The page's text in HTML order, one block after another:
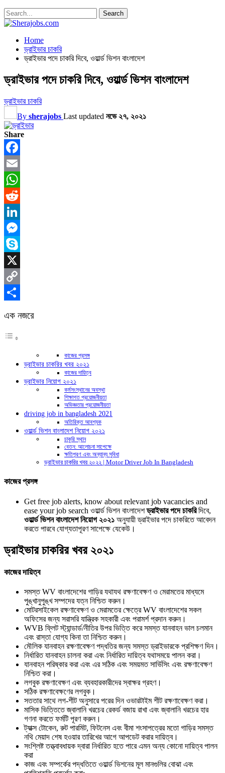
Home
ড্রাইভার চাকরি
ড্রাইভার পদে চাকরি দিবে, ওয়ার্ল্ড ভিশন বাংলাদেশ
ড্রাইভার পদে চাকরি দিবে, ওয়ার্ল্ড ভিশন বাংলাদেশ
ড্রাইভার চাকরি
By sherajobs Last updated নভে ২৭, ২০২১
Share
Facebook
Email
WhatsApp
Reddit
LinkedIn
Messenger
Skype
X
Copy
এক নজরে
কাজের প্রসঙ্গ
ড্রাইভার চাকরির খবর ২০২১
কাজের দায়িত্ব
ড্রাইভার নিয়োগ ২০২১
কর্মসংস্থানের অবস্থা
শিক্ষাগত প্রয়োজনীয়তা
অভিজ্ঞতার প্রয়োজনীয়তা
driving job in bangladesh 2021
অতিরিক্ত আবশ্যক
ওয়ার্ল্ড ভিশন বাংলাদেশ নিয়োগ ২০২১
চাকুরি স্থান
বেতন: আলোচনা সাপেক্ষে
ক্ষতিপূরণ এবং অন্যান্য সুবিধা
ড্রাইভার চাকরির খবর ২০২২ | Motor Driver Job In Bangladesh
কাজের প্রসঙ্গ
Get free job alerts, know about relevant job vacancies and
ease your job search ওয়ার্ল্ড ভিশন বাংলাদেশড্রাইভার পদে চাকরিদিবে,
ওয়ার্ল্ড ভিশন বাংলাদেশ নিয়োগ ২০২১ অনুযায়ী ড্রাইভার পদে চাকরিতে আবেদন
করতে পারবে যোগ্যতাপূরণ সাপেক্ষে যেকেউ।
ড্রাইভার চাকরির খবর ২০২১
কাজের দায়িত্ব
সমস্ত WV বাংলাদেশের গাড়ির যথাযথ রক্ষণাবেক্ষণ ও মেরামতের মাধ্যমে
পুঙ্খানুপুঙ্খ সম্পদের যত্ন নিশ্চিত করুন।
মোটরসাইকেল রক্ষণাবেক্ষণ ও মেরামতের ক্ষেত্রে WV বাংলাদেশের সকল
অফিসের জন্য সরাসরি যান্ত্রিক সহকারী এবং পরামর্শ প্রদান করুন।
WVB ফ্লিট স্ট্যান্ডার্ড/নীতির উপর ভিত্তি করে সমস্ত যানবাহন ভাল চলমান
এবং রাস্তা যোগ্য কিনা তা নিশ্চিত করুন।
মৌলিক যানবাহন রক্ষণাবেক্ষণ পদ্ধতির জন্য সমস্ত ড্রাইভারকে প্রশিক্ষণ দিন।
নির্ধারিত যানবাহন চালনা করা এবং নির্ধারিত দায়িত্ব যথাসময়ে পালন করা।
যানবাহন পরিষ্কার করা এবং এর সঠিক এবং সময়মত সার্ভিসিং এবং রক্ষণাবেক্ষণ
নিশ্চিত করা।
লগবুক রক্ষণাবেক্ষণ এবং ব্যবহারকারীদের স্বাক্ষর গ্রহণ।
সঠিক রক্ষণাবেক্ষণের লগবুক।
সততার সাথে লগ-শীট অনুসারে পরের দিন ওভারটাইম শীট রক্ষণাবেক্ষণ করা।
মাসিক ভিত্তিতে জ্বালানি খরচের রেকর্ড বজায় রাখা এবং জ্বালানি খরচের হার
গণনা করতে ফর্মটি পূরণ করুন।
ট্যাক্স টোকেন, রুট পারমিট, ফিটনেস এবং বীমা শংসাপত্রের মতো গাড়ির সমস্ত
নথি মেয়াদ শেষ হওয়ার তারিখের আগে আপডেট করার দায়িত্ব।
সংশ্লিষ্ট তত্ত্বাবধায়ক দ্বারা নির্ধারিত হতে পারে এমন অন্য কোনো দায়িত্ব পালন
করা
কাজ এবং সম্পর্কের পদ্ধতিতে ওয়ার্ল্ড ভিশনের মূল মানগুলির বোঝা এবং